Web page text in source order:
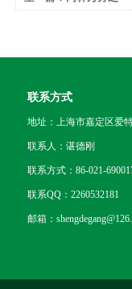
联系方式
地址：上海市嘉定区爱
联系人：谌德刚
联系方式：86-021-
联系QQ：2260532181
邮箱：